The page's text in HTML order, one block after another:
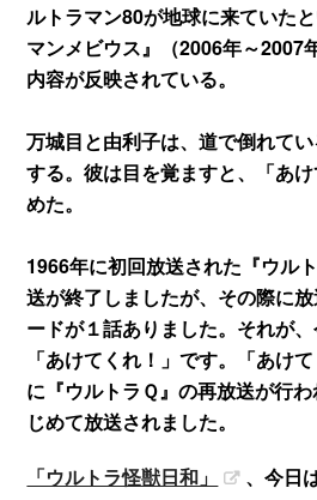
ルトラマン80が地球に来ていた
マンメビウス』（2006年～2007
内容が反映されている。
万城目と由利子は、道で倒れて
する。彼は目を覚ますと、「あ
めた。
1966年に初回放送された『ウル
送が終了しましたが、その際に
ードが１話ありました。それが
「あけてくれ！」です。「あけ
に『ウルトラＱ』の再放送が行
じめて放送されました。
「ウルトラ怪獣日和」
、今日